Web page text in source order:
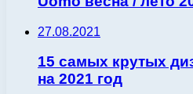
27.08.2021
15 самых крутых
на 2021 год